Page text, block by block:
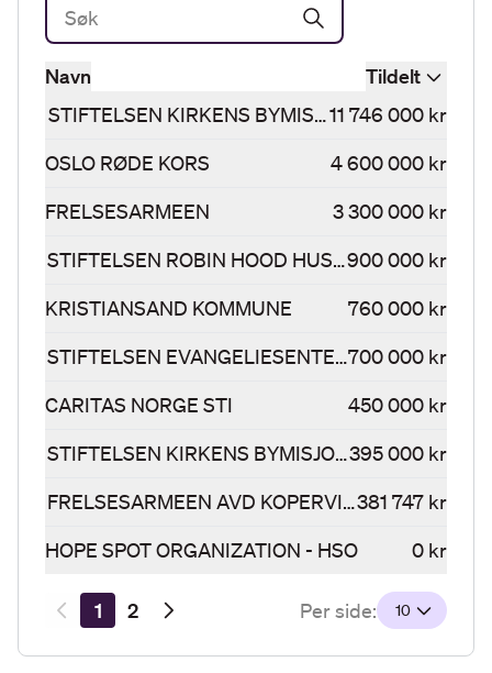
Navn
Tildelt
STIFTELSEN KIRKENS BYMISJON11 746 000 kr
OSLO RØDE KORS
4 600 000 kr
FRELSESARMEEN
3 300 000 kr
STIFTELSEN ROBIN HOOD HUSET900 000 kr
KRISTIANSAND KOMMUNE
760 000 kr
STIFTELSEN EVANGELIESENTERET700 000 kr
CARITAS NORGE STI
450 000 kr
STIFTELSEN KIRKENS BYMISJON TROMSØ
395 000 kr
FRELSESARMEEN AVD KOPERVIK KORPS
381 747 kr
HOPE SPOT ORGANIZATION - HSO
0 kr
Resultatsider
1 2 Per side: 10